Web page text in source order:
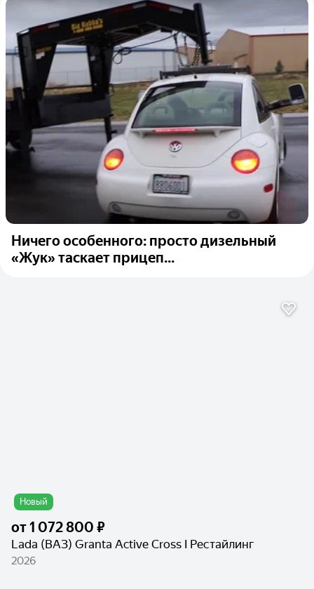
Ничего особенного: просто дизельный
«Жук» таскает прицеп...
Новый
от1 072 800 ₽
Lada (ВАЗ) Granta Active Cross I Рестайлинг
2026